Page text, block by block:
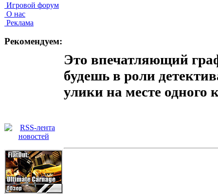
Игровой форум
О нас
Реклама
Рекомендуем:
Это впечатляющий
будешь в роли
улики на месте одного